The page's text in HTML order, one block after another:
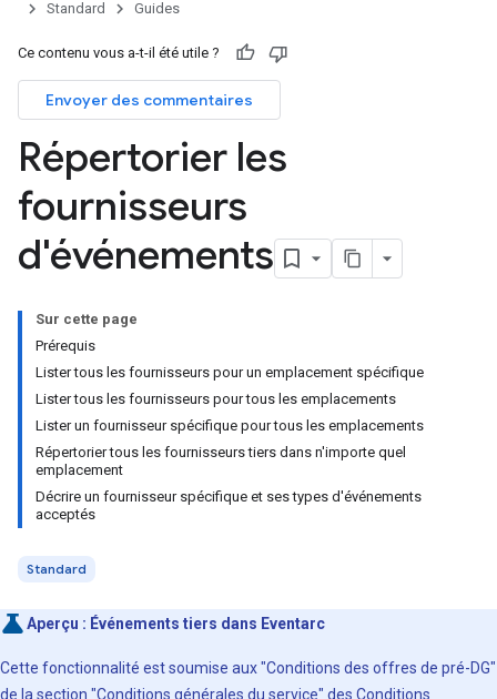
Standard
Guides
Ce contenu vous a-t-il été utile ?
Envoyer des commentaires
Répertorier les
fournisseurs
d'événements
Sur cette page
Prérequis
Lister tous les fournisseurs pour un emplacement spécifique
Lister tous les fournisseurs pour tous les emplacements
Lister un fournisseur spécifique pour tous les emplacements
Répertorier tous les fournisseurs tiers dans n'importe quel
emplacement
Décrire un fournisseur spécifique et ses types d'événements
acceptés
Standard
Aperçu : Événements tiers dans Eventarc
Cette fonctionnalité est soumise aux "Conditions des offres de pré-DG"
de la section "Conditions générales du service" des Conditions